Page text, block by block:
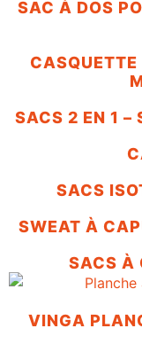
SAC À DOS
SACS 2 EN 1 –
SACS
SWEAT À
SACS À
VINGA